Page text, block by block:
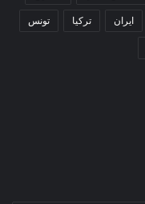
ايران تركيا تونس